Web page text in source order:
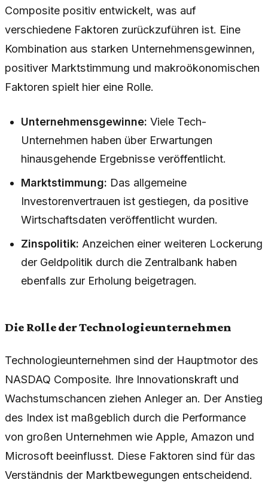
Composite positiv entwickelt, was auf
verschiedene Faktoren zurückzuführen ist. Eine
Kombination aus starken Unternehmensgewinnen,
positiver Marktstimmung und makroökonomischen
Faktoren spielt hier eine Rolle.
Unternehmensgewinne: Viele Tech-
Unternehmen haben über Erwartungen
hinausgehende Ergebnisse veröffentlicht.
Marktstimmung: Das allgemeine
Investorenvertrauen ist gestiegen, da positive
Wirtschaftsdaten veröffentlicht wurden.
Zinspolitik: Anzeichen einer weiteren Lockerung
der Geldpolitik durch die Zentralbank haben
ebenfalls zur Erholung beigetragen.
Die Rolle der Technologieunternehmen
Technologieunternehmen sind der Hauptmotor des
NASDAQ Composite. Ihre Innovationskraft und
Wachstumschancen ziehen Anleger an. Der Anstieg
des Index ist maßgeblich durch die Performance
von großen Unternehmen wie Apple, Amazon und
Microsoft beeinflusst. Diese Faktoren sind für das
Verständnis der Marktbewegungen entscheidend.